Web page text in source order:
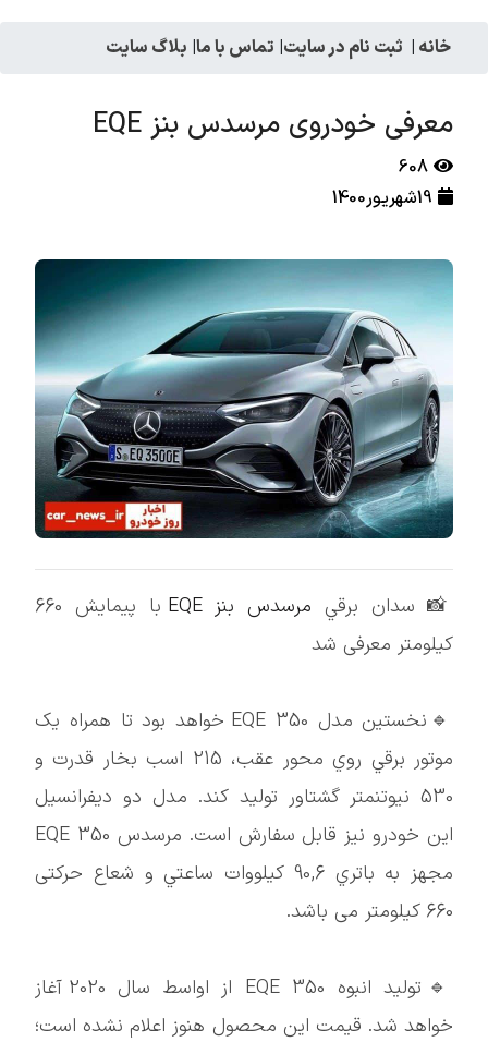
خانه | ثبت نام در سایت| تماس با ما| بلاگ سایت
معرفی خودروی مرسدس بنز EQE
608
19شهریور1400
📸 سدان برقي مرسدس بنز EQE
با پيمايش 660
کيلومتر معرفی شد
🔹نخستين مدل EQE 350 خواهد بود تا همراه يک
موتور برقي روي محور عقب، 215 اسب بخار قدرت و
530 نيوتنمتر گشتاور توليد کند. مدل دو ديفرانسيل
اين خودرو نيز قابل سفارش است. مرسدس EQE 350
مجهز به باتري 90,6 کيلووات ساعتي و شعاع حرکتی
660 کيلومتر می باشد.
🔹توليد انبوه EQE 350 از اواسط سال 2020 آغاز
خواهد شد. قيمت اين محصول هنوز اعلام نشده است؛